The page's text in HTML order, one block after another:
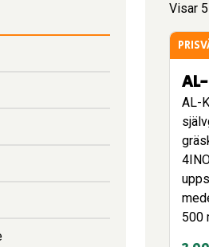
Visar
AL-
500